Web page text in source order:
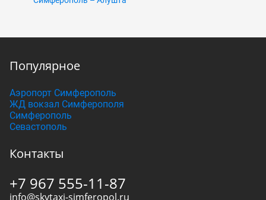
Популярное
Аэропорт Симферополь
ЖД вокзал Симферополя
Симферополь
Севастополь
Контакты
+7 967 555-11-87
info@skytaxi-simferopol.ru